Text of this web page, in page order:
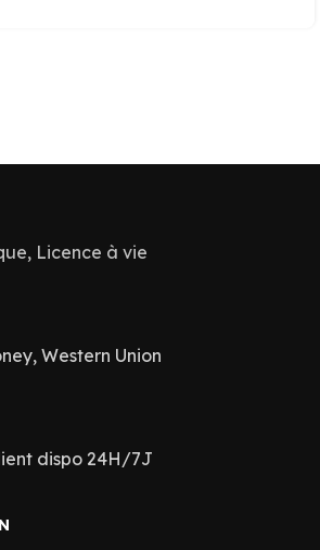
Licence à vie
Western Union
dispo 24H/7J